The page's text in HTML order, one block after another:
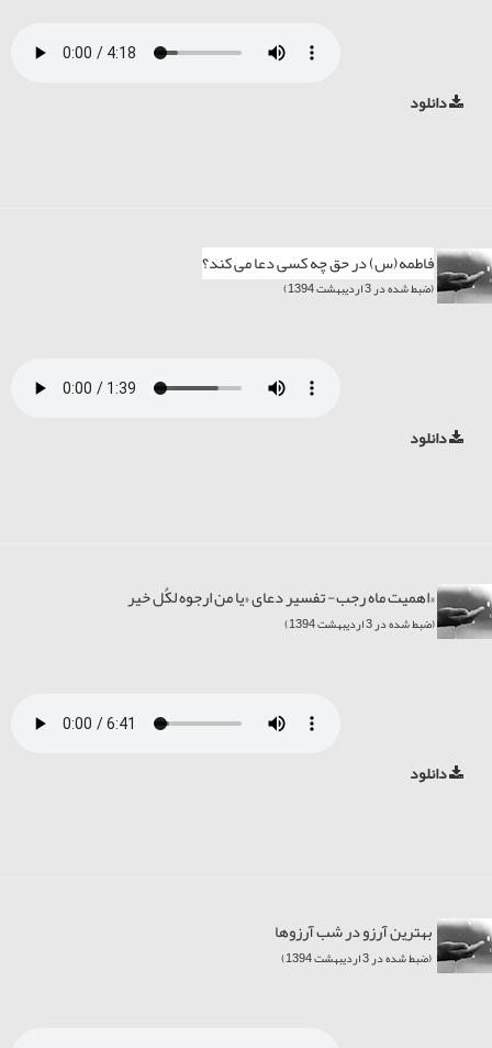
دانلود
فاطمه(س) در حق چه کسی دعا می کند؟
(ضبط شده در 3 اردیبهشت 1394)
دانلود
«اهمیت ماه رجب- تفسیر دعای «یا من ارجوه لکُل خیر
(ضبط شده در 3 اردیبهشت 1394)
دانلود
بهترین آرز‌و در شب آرزوها
(ضبط شده در 3 اردیبهشت 1394)